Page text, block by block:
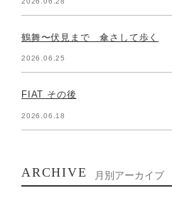
鶴舞〜伏見まで 傘さして歩く
2026.06.25
FIAT その後
2026.06.18
ARCHIVE 月別アーカイブ